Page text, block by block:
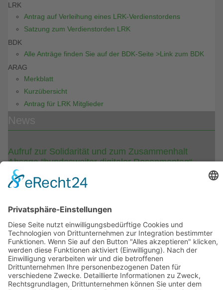
LRK
Antrag auf Verleihung eines LRK-Verdienstordens
Satzung zum Verdienstorden LRK
BDK
Alle Anträge finden Sie auf der BDK-Seite >Link zum BDK
ARAG
Merkblatt
Kurzübersicht
Antrag für LRK Mitglieder
Aufruf zur Solidarität und zum Zusammenhalt
Absage “bundesweiter digitaler Rosenmontag“
Der Präsident des Bund Deutscher Karneval und der
Vizepräsident “Mitte“ Dr. Peter Krawietz teilen die Bestürzung
Putin und nehmen Anteil an dem Schicksal der Menschen in der
Solidaritätskundgebungen in Deutschland abgehalten werden,
können auch die Karnevalisten und Fastnachter nicht zur
üblichen Tagesordnung der närrischen Tage übergehen.
Partner des LRK